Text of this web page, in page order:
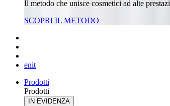
Il metodo che unisce cosmetici ad alte
SCOPRI IL METODO
enit
Prodotti
Prodotti
IN EVIDENZA